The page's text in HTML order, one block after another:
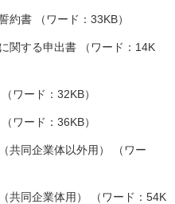
書 （ワード：33KB）
関する申出書 （ワード：14K
ワード：32KB）
ワード：36KB）
共同企業体以外用） （ワー
同企業体用） （ワード：54K